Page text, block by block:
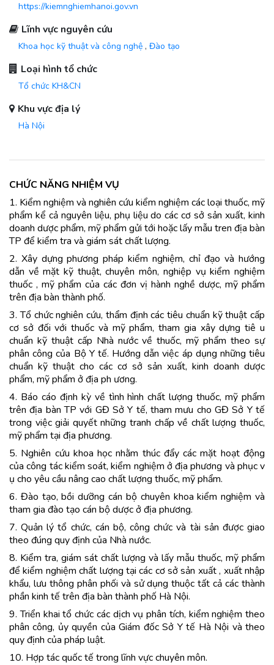
https://kiemnghiemhanoi.gov.vn
Lĩnh vực nguyên cứu
Khoa học kỹ thuật và công nghệ , Đào tạo
Loại hình tổ chức
Tổ chức KH&CN
Khu vực địa lý
Hà Nội
CHỨC NĂNG NHIỆM VỤ
1. Kiểm nghiệm và nghiên cứu kiểm nghiệm các loại thuốc, mỹ
phẩm kể cả nguyên liệu, phụ liệu do các cơ sở sản xuất, kinh
doanh dược phẩm, mỹ phẩm gửi tới hoặc lấy mẫu tren địa bàn
TP để kiểm tra và giám sát chất lượng.
2. Xây dựng phương pháp kiểm nghiệm, chỉ đạo và hướng
dẫn về mặt kỹ thuật, chuyên môn, nghiệp vụ kiểm nghiệm
thuốc , mỹ phẩm của các đơn vị hành nghề dược, mỹ phẩm
trên địa bàn thành phố.
3. Tổ chức nghiên cứu, thẩm định các tiêu chuẩn kỹ thuật cấp
cơ sở đối với thuốc và mỹ phẩm, tham gia xây dựng tiê u
chuẩn kỹ thuật cấp Nhà nước về thuốc, mỹ phẩm theo sự
phân công của Bộ Y tế. Hướng dẫn việc áp dụng những tiêu
chuẩn kỹ thuật cho các cơ sở sản xuất, kinh doanh dược
phẩm, mỹ phẩm ở địa ph ương.
4. Báo cáo định kỳ về tình hình chất lượng thuốc, mỹ phẩm
trên địa bàn TP với GĐ Sở Y tế, tham mưu cho GĐ Sở Y tế
trong việc giải quyết những tranh chấp về chất lượng thuốc,
mỹ phẩm tại địa phương.
5. Nghiên cứu khoa học nhằm thúc đẩy các mặt hoạt động
của công tác kiểm soát, kiểm nghiệm ở địa phương và phục v
ụ cho yêu cầu nâng cao chất lượng thuốc, mỹ phẩm.
6. Đào tạo, bồi dưỡng cán bộ chuyên khoa kiểm nghiệm và
tham gia đào tạo cán bộ dược ở địa phương.
7. Quản lý tổ chức, cán bộ, công chức và tài sản được giao
theo đúng quy định của Nhà nước.
8. Kiểm tra, giám sát chất lượng và lấy mẫu thuốc, mỹ phẩm
để kiểm nghiệm chất lượng tại các cơ sở sản xuất , xuất nhập
khẩu, lưu thông phân phối và sử dụng thuộc tất cả các thành
phần kinh tế trên địa bàn thành phố Hà Nội.
9. Triển khai tổ chức các dịch vụ phân tích, kiểm nghiệm theo
phân công, ủy quyền của Giám đốc Sở Y tế Hà Nội và theo
quy định của pháp luật.
10. Hợp tác quốc tế trong lĩnh vực chuyên môn.